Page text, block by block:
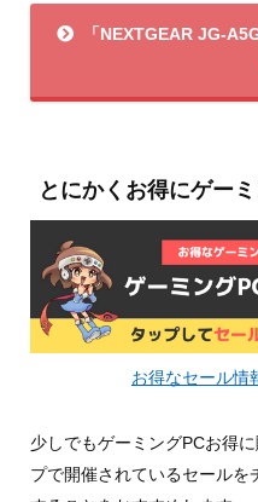
「NEXTGEAR JG-
とにかくお得にゲー
お得なセール情
少しでもゲーミングPCお得
プで開催されているセールを